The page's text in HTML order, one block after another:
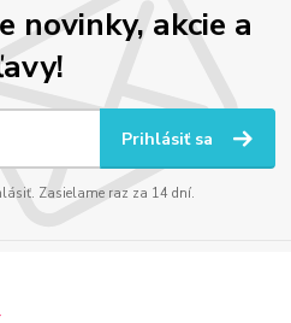
novinky, akcie a
Prihlásiť sa
Zasielame raz za 14 dní.